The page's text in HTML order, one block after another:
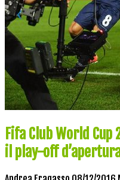
Fifa Club World
il play-off